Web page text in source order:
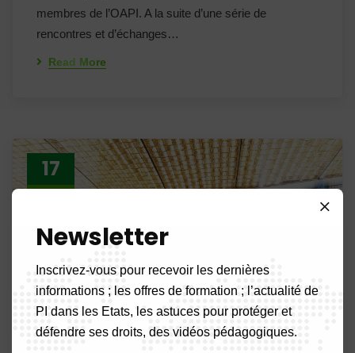
membres de l’OAPI. A la suite d’une série de
rencontres et d’échanges…
Read More
17
Newsletter
Inscrivez-vous pour recevoir les dernières
informations ; les offres de formation ; l’actualité de
PI dans les Etats, les astuces pour protéger et
défendre ses droits, des vidéos pédagogiques.